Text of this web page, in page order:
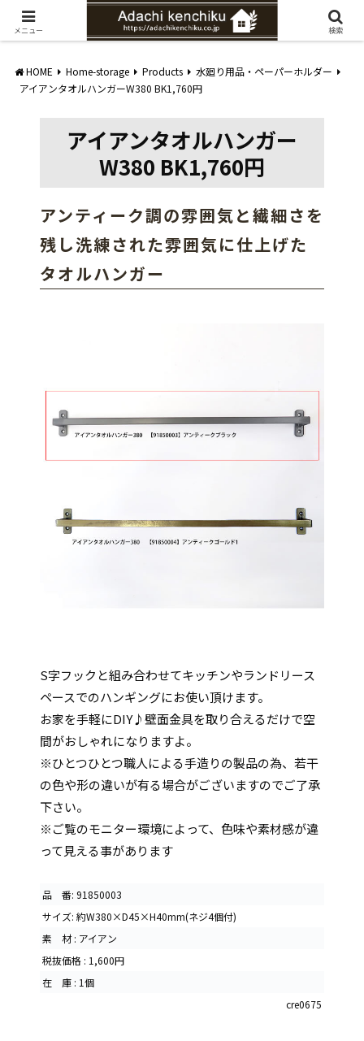
愛知県みよし市の工務店。自然素材を使ったナチュラルな家づくりをご提案
HOME Home-storage Products
水廻り用品・ペーパーホルダー
アイアンタオルハンガーW380 BK1,760円
アイアンタオルハンガー
W380 BK1,760円
アンティーク調の雰囲気と繊細さを
残し洗練された雰囲気に仕上げた
タオルハンガー
S字フックと組み合わせてキッチンやランドリース
ペースでのハンギングにお使い頂けます。
お家を手軽にDIY♪壁面金具を取り合えるだけで空
間がおしゃれになりますよ。
※ひとつひとつ職人による手造りの製品の為、若干
の色や形の違いが有る場合がございますのでご了承
下さい。
※ご覧のモニター環境によって、色味や素材感が違
って見える事があります
品 番: 91850003
サイズ: 約W380×D45×H40mm(ネジ4個付)
素 材 : アイアン
税抜価格 : 1,600円
在 庫 : 1個
cre0675
メニュー 検索